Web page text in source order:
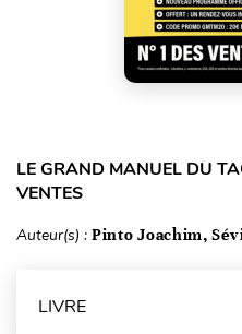
LE GRAND MANUEL DU
VENTES
Auteur(s) : Pinto Joachim,
LIVRE